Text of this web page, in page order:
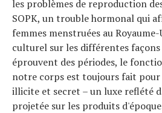
les problèmes de reproduction
SOPK, un trouble hormonal qui
femmes menstruées au
culturel sur les différentes
éprouvent des périodes, le
notre corps est toujours fait
illicite et secret – un luxe reflété
projetée sur les produits